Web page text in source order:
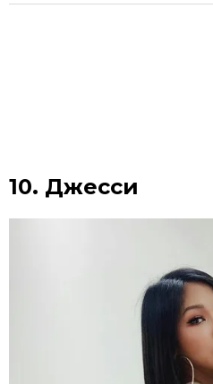
10. Джесси